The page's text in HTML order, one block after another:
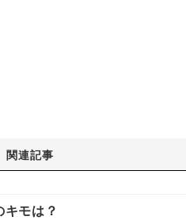
関連記事
モは？